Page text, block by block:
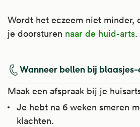
Wordt het eczeem niet minder,
je doorsturen naar de huid-arts.
Wanneer bellen bij blaasjes-
Maak een afspraak bij je
Je hebt na 6 weken smeren
klachten.